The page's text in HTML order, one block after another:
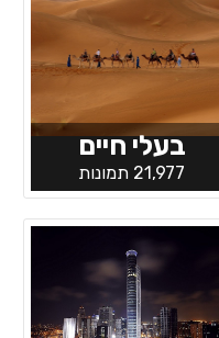
בעלי חיים
21,977 תמונות